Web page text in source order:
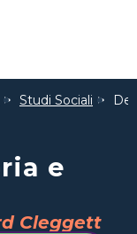
Studi Sociali
e
Cleggett